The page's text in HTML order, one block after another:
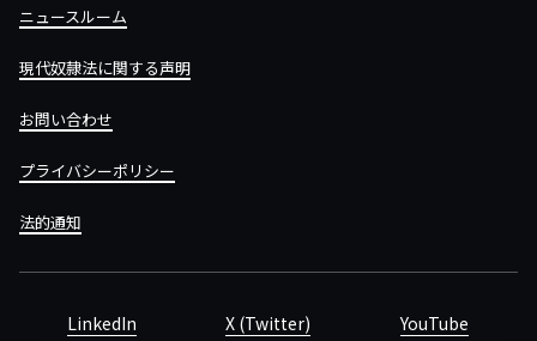
ニュースルーム
現代奴隷法に関する声明
お問い合わせ
プライバシーポリシー
法的通知
LinkedIn X (Twitter) YouTube